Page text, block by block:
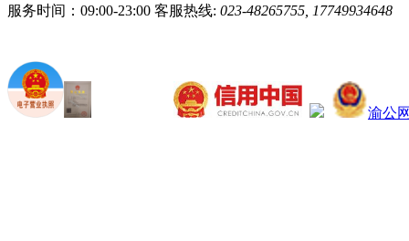
服务时间：09:00-23:00 客服热线: 023-48265755, 17749934648
渝公